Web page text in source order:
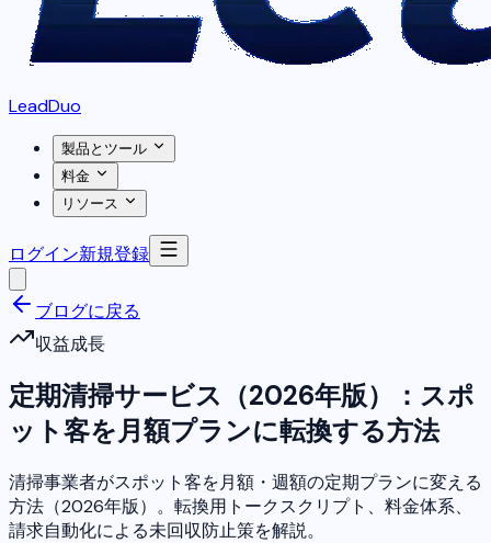
LeadDuo
製品とツール
料金
リソース
ログイン新規登録
ブログに戻る
収益成長
定期清掃サービス（2026年版）：スポ
ット客を月額プランに転換する方法
清掃事業者がスポット客を月額・週額の定期プランに変える
方法（2026年版）。転換用トークスクリプト、料金体系、
請求自動化による未回収防止策を解説。